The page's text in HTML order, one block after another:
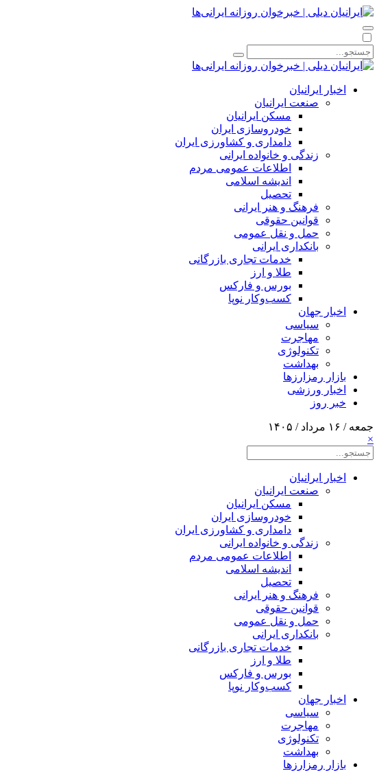
اخبار ایرانیان
صنعت ایرانیان
مسکن ایرانیان
خودروسازی ایران
دامداری و کشاورزی ایران
زندگی و خانواده ایرانی
اطلاعات عمومی مردم
اندیشه اسلامی
تحصیل
فرهنگ و هنر ایرانی
قوانین حقوقی
حمل و نقل عمومی
بانکداری ایرانی
خدمات تجاری بازرگانی
طلا و ارز
بورس و فارکس
کسب‌وکار نوپا
اخبار جهان
سیاسی
مهاجرت
تکنولوژی
بهداشت
بازار رمزارزها
اخبار ورزشی
خبر روز
جمعه / ۱۶ مرداد / ۱۴۰۵
×
اخبار ایرانیان
صنعت ایرانیان
مسکن ایرانیان
خودروسازی ایران
دامداری و کشاورزی ایران
زندگی و خانواده ایرانی
اطلاعات عمومی مردم
اندیشه اسلامی
تحصیل
فرهنگ و هنر ایرانی
قوانین حقوقی
حمل و نقل عمومی
بانکداری ایرانی
خدمات تجاری بازرگانی
طلا و ارز
بورس و فارکس
کسب‌وکار نوپا
اخبار جهان
سیاسی
مهاجرت
تکنولوژی
بهداشت
بازار رمزارزها